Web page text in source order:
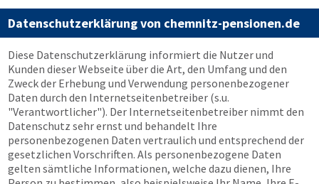
Datenschutzerklärung von chemnitz-pensionen.de
Diese Datenschutzerklärung informiert die Nutzer und
Kunden dieser Webseite über die Art, den Umfang und den
Zweck der Erhebung und Verwendung personenbezogener
Daten durch den Internetseitenbetreiber (s.u.
"Verantwortlicher"). Der Internetseitenbetreiber nimmt den
Datenschutz sehr ernst und behandelt Ihre
personenbezogenen Daten vertraulich und entsprechend der
gesetzlichen Vorschriften. Als personenbezogene Daten
gelten sämtliche Informationen, welche dazu dienen, Ihre